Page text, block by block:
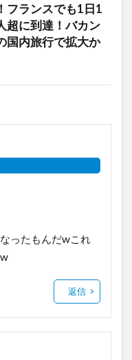
フランスでも1日1
超に到達！バカン
国内旅行で拡大か
ったもんだwこれ
返信